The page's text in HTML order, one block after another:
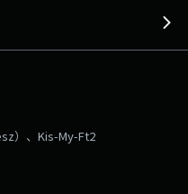
って食べたことあります！ ○
っとお寿司が食べたくて仕方
りするスペシャルウィークの
Ft2 キスマイRadio』をお届け
メールで送る場合の宛先は
レコメン！」 番組X（旧
）、Kis-My-Ft2